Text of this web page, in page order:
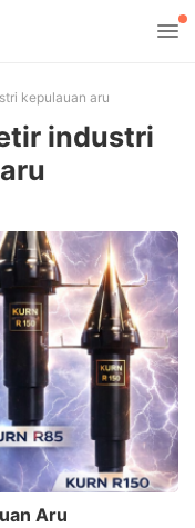
kepulauan aru
industri
Aru